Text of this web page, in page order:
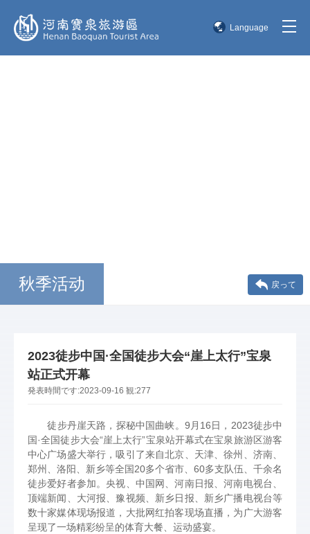
Language
秋季活动 戻って
2023徒步中国·全国徒步大会“崖上太行”宝泉
站正式开幕
発表時間です:2023-09-16 観:277
徒步丹崖天路，探秘中国曲峡。9月16日，2023徒步中
国·全国徒步大会“崖上太行”宝泉站开幕式在宝泉旅游区游客
中心广场盛大举行，吸引了来自北京、天津、徐州、济南、
郑州、洛阳、新乡等全国20多个省市、60多支队伍、千余名
徒步爱好者参加。央视、中国网、河南日报、河南电视台、
顶端新闻、大河报、豫视频、新乡日报、新乡广播电视台等
数十家媒体现场报道，大批网红拍客现场直播，为广大游客
呈现了一场精彩纷呈的体育大餐、运动盛宴。